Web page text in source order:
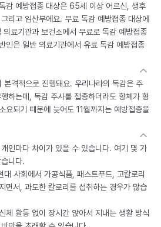
감 예방접종 대상은 65세 이상 어르신, 생후
리고 임산부에요. 무료 독감 예방접종 대상에
료기관과 보건소에서 무료로 독감 예방접종
인은 일반 의료기관에서 유료 독감 예방접종
본격적으로 진행돼요. 우리나라의 독감은 주
하는데, 독감 주사를 접종하더라도 항체가 형
요되기 때문에 늦어도 11월까지는 예방접종을
인마다 차이가 있을 수 있습니다. 여기 몇 가
니다.
사회에서 가공식품, 패스트푸드, 고칼로리
면서, 과도한 칼로리를 섭취하는 경우가 많습
체 활동 없이 장시간 앉아서 지내는 생활 방식